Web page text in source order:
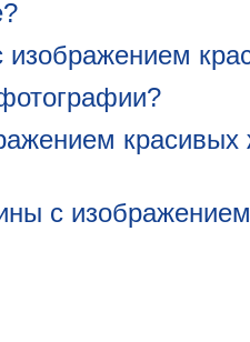
изображением
с